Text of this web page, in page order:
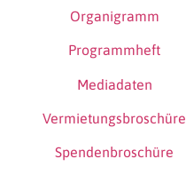
Organigramm
Programmheft
Mediadaten
Vermietungsbroschüre
Spendenbroschüre